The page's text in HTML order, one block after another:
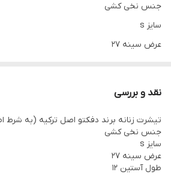
جنس نخی کشی
سایز s
عرض سینه 27
نقد و بررسی
تیشرت زنانه برند دفکتو اصل ترکیه (به شرط
جنس نخی کشی
سایز s
عرض سینه 27
طول آستین 12